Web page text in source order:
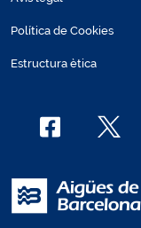
Política de Cookies
Estructura ètica